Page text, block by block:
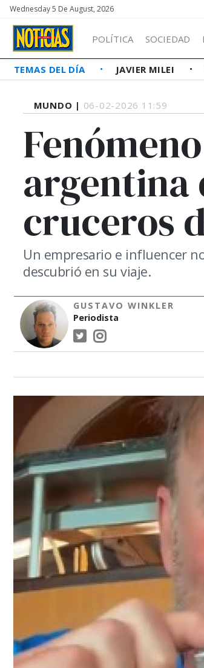
Wednesday 5 De August, 2026
POLÍTICA SOCIEDAD
TEMAS DEL DÍA JAVIER MILEI
MUNDO | 06-02-2026 11:59
argentina
cruceros
Un empresario e influencer
descubrió en su viaje.
GUSTAVO WINKLER
Periodista